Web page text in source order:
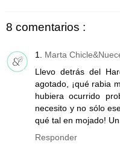
8 comentarios :
Marta
Llevo detrás del
agotado, ¡qué rabia
hubiera ocurrido
necesito y no sólo
qué tal en mojado! Un
Responder